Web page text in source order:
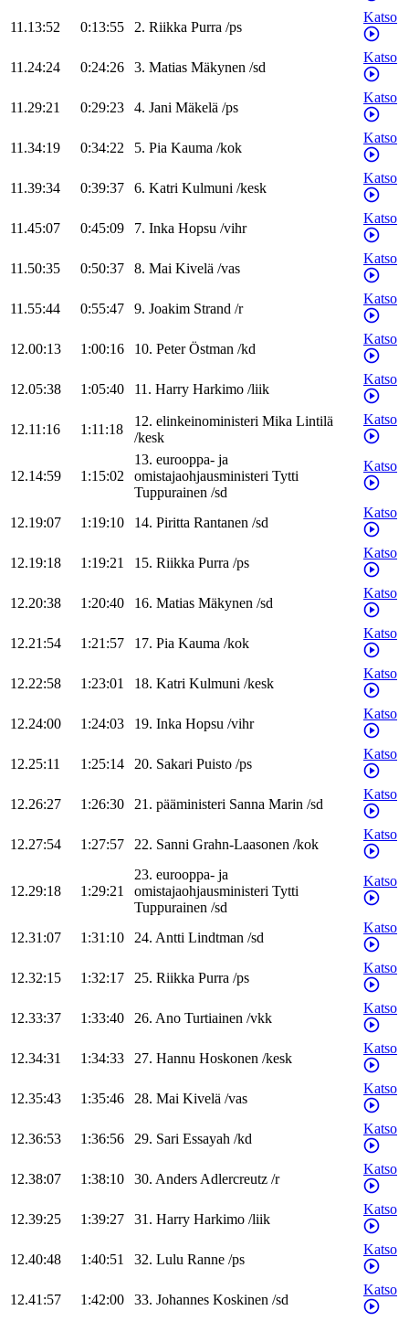
11.13:52 0:13:55 2. Riikka Purra /ps
Katso
11.24:24 0:24:26 3. Matias Mäkynen /sd
Katso
11.29:21 0:29:23 4. Jani Mäkelä /ps
Katso
11.34:19 0:34:22 5. Pia Kauma /kok
Katso
11.39:34 0:39:37 6. Katri Kulmuni /kesk
Katso
11.45:07 0:45:09 7. Inka Hopsu /vihr
Katso
11.50:35 0:50:37 8. Mai Kivelä /vas
Katso
11.55:44 0:55:47 9. Joakim Strand /r
Katso
12.00:13 1:00:16 10. Peter Östman /kd
Katso
12.05:38 1:05:40 11. Harry Harkimo /liik
Katso
12.11:16 1:11:18
12. elinkeinoministeri Mika Lintilä
/kesk
Katso
12.14:59 1:15:02
13. eurooppa- ja
omistajaohjausministeri Tytti
Tuppurainen /sd
Katso
12.19:07 1:19:10 14. Piritta Rantanen /sd
Katso
12.19:18 1:19:21 15. Riikka Purra /ps
Katso
12.20:38 1:20:40 16. Matias Mäkynen /sd
Katso
12.21:54 1:21:57 17. Pia Kauma /kok
Katso
12.22:58 1:23:01 18. Katri Kulmuni /kesk
Katso
12.24:00 1:24:03 19. Inka Hopsu /vihr
Katso
12.25:11 1:25:14 20. Sakari Puisto /ps
Katso
12.26:27 1:26:30 21. pääministeri Sanna Marin /sd
Katso
12.27:54 1:27:57 22. Sanni Grahn-Laasonen /kok
Katso
12.29:18 1:29:21
23. eurooppa- ja
omistajaohjausministeri Tytti
Tuppurainen /sd
Katso
12.31:07 1:31:10 24. Antti Lindtman /sd
Katso
12.32:15 1:32:17 25. Riikka Purra /ps
Katso
12.33:37 1:33:40 26. Ano Turtiainen /vkk
Katso
12.34:31 1:34:33 27. Hannu Hoskonen /kesk
Katso
12.35:43 1:35:46 28. Mai Kivelä /vas
Katso
12.36:53 1:36:56 29. Sari Essayah /kd
Katso
12.38:07 1:38:10 30. AndersAdlercreutz /r
Katso
12.39:25 1:39:27 31. Harry Harkimo /liik
Katso
12.40:48 1:40:51 32. Lulu Ranne /ps
Katso
12.41:57 1:42:00 33. Johannes Koskinen /sd
Katso